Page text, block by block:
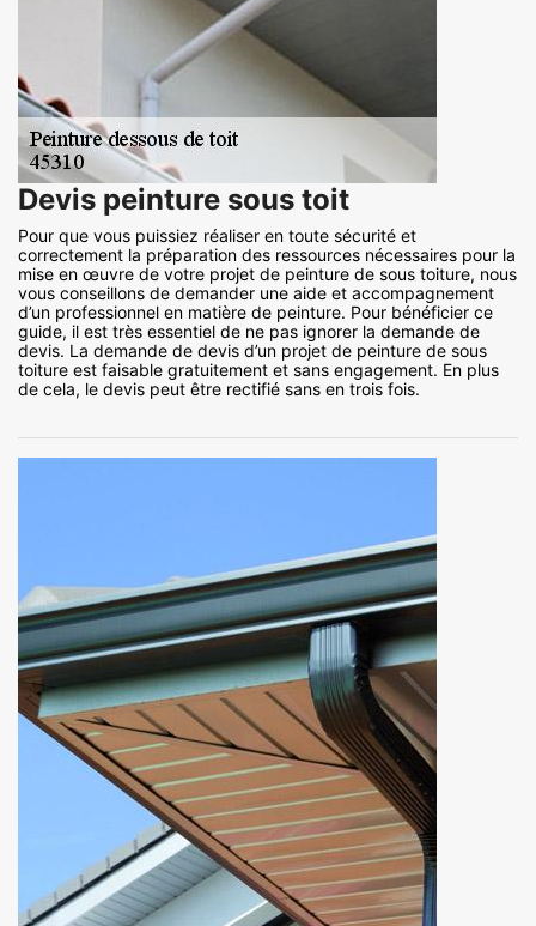
Devis peinture sous toit
Pour que vous puissiez réaliser en toute sécurité et
correctement la préparation des ressources nécessaires pour la
mise en œuvre de votre projet de peinture de sous toiture, nous
vous conseillons de demander une aide et accompagnement
d’un professionnel en matière de peinture. Pour bénéficier ce
guide, il est très essentiel de ne pas ignorer la demande de
devis. La demande de devis d’un projet de peinture de sous
toiture est faisable gratuitement et sans engagement. En plus
de cela, le devis peut être rectifié sans en trois fois.